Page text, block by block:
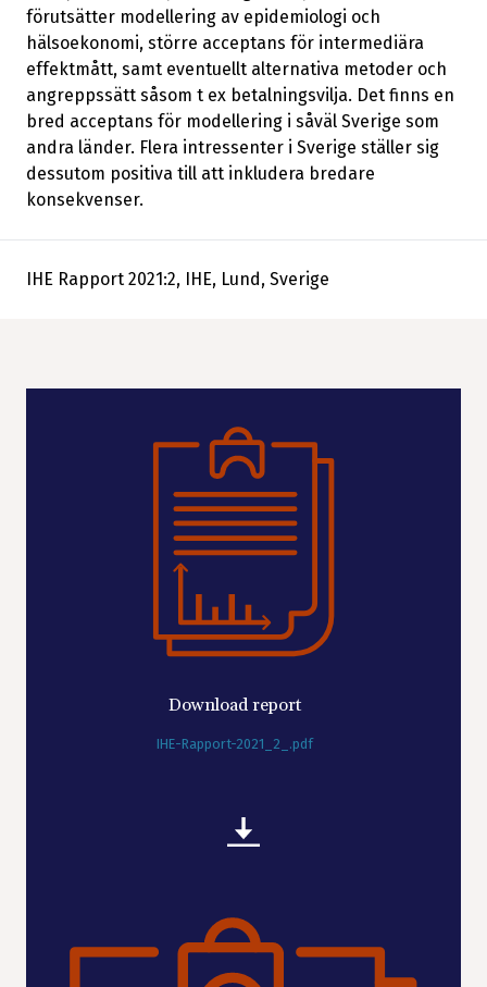
förutsätter modellering av epidemiologi och
hälsoekonomi, större acceptans för intermediära
effektmått, samt eventuellt alternativa metoder och
angreppssätt såsom t ex betalningsvilja. Det finns en
bred acceptans för modellering i såväl Sverige som
andra länder. Flera intressenter i Sverige ställer sig
dessutom positiva till att inkludera bredare
konsekvenser.
IHE Rapport 2021:2, IHE, Lund, Sverige
Download report
IHE-Rapport-2021_2_.pdf